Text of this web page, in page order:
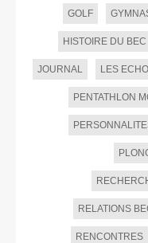
GOLF
HISTOIRE DU BEC
JOURNAL LES
PENTATHLON
RELATIONS
RENCONTRES